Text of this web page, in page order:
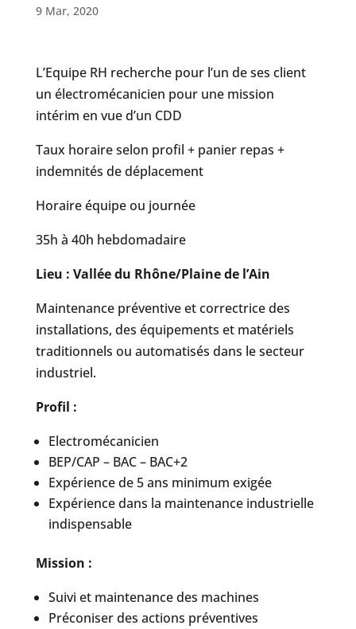
9 Mar, 2020
L’Equipe RH recherche pour l’un de ses client
un électromécanicien pour une mission
intérim en vue d’un CDD
Taux horaire selon profil + panier repas +
indemnités de déplacement
Horaire équipe ou journée
35h à 40h hebdomadaire
Lieu : Vallée du Rhône/Plaine de l’Ain
Maintenance préventive et correctrice des
installations, des équipements et matériels
traditionnels ou automatisés dans le secteur
industriel.
Profil :
Electromécanicien
BEP/CAP – BAC – BAC+2
Expérience de 5 ans minimum exigée
Expérience dans la maintenance industrielle
indispensable
Mission :
Suivi et maintenance des machines
Préconiser des actions préventives